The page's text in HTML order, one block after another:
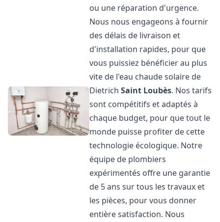
ou une réparation d'urgence.
Nous nous engageons à fournir
des délais de livraison et
d'installation rapides, pour que
vous puissiez bénéficier au plus
vite de l'eau chaude solaire de
DietrichSaint Loubès. Nos tarifs
sont compétitifs et adaptés à
chaque budget, pour que tout le
monde puisse profiter de cette
technologie écologique. Notre
équipe de plombiers
expérimentés offre une garantie
de 5 ans sur tous les travaux et
les pièces, pour vous donner
entière satisfaction. Nous